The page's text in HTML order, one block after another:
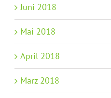
Juni 2018
Mai 2018
April 2018
März 2018